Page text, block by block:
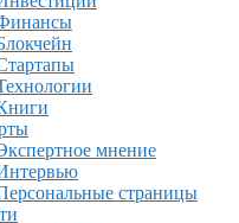
мнение
страницы